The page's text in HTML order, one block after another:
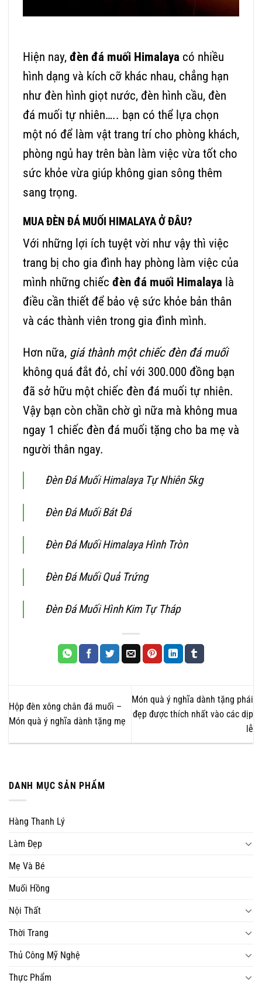
Hiện nay, đèn đá muối Himalaya có nhiều
hình dạng và kích cỡ khác nhau, chẳng hạn
như đèn hình giọt nước, đèn hình cầu, đèn
đá muối tự nhiên….. bạn có thể lựa chọn
một nó để làm vật trang trí cho phòng khách,
phòng ngủ hay trên bàn làm việc vừa tốt cho
sức khỏe vừa giúp không gian sông thêm
sang trọng.
MUA ĐÈN ĐÁ MUỐI HIMALAYA Ở ĐÂU?
Với những lợi ích tuyệt vời như vậy thì việc
trang bị cho gia đình hay phòng làm việc của
mình những chiếc đèn đá muối Himalaya là
điều cần thiết để bảo vệ sức khỏe bản thân
và các thành viên trong gia đình mình.
Hơn nữa, giá thành một chiếc đèn đá muối
không quá đắt đỏ, chỉ với 300.000 đồng bạn
đã sở hữu một chiếc đèn đá muối tự nhiên.
Vậy bạn còn chần chờ gì nữa mà không mua
ngay 1 chiếc đèn đá muối tặng cho ba mẹ và
người thân ngay.
Đèn Đá Muối Himalaya Tự Nhiên 5kg
Đèn Đá Muối Bát Đá
Đèn Đá Muối Himalaya Hình Tròn
Đèn Đá Muối Quả Trứng
Đèn Đá Muối Hình Kim Tự Tháp
Hộp đèn xông chân đá muối –
Món quà ý nghĩa dành tặng mẹ
Món quà ý nghĩa dành tặng phái
đẹp được thích nhất vào các dịp
lễ
DANH MỤC SẢN PHẨM
Hàng Thanh Lý
Làm Đẹp
Mẹ Và Bé
Muối Hồng
Nội Thất
Thời Trang
Thủ Công Mỹ Nghệ
Thực Phẩm